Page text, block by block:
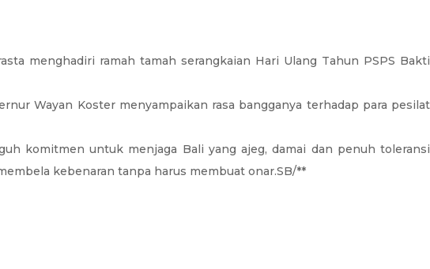
menghadiri ramah tamah serangkaian Hari Ulang Tahun PSPS Bakti
Wayan Koster menyampaikan rasa bangganya terhadap para pesilat
komitmen untuk menjaga Bali yang ajeg, damai dan penuh toleransi
kebenaran tanpa harus membuat onar.SB/**